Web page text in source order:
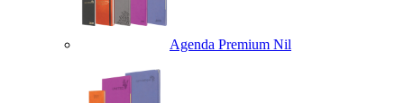
Agenda Premium Nil